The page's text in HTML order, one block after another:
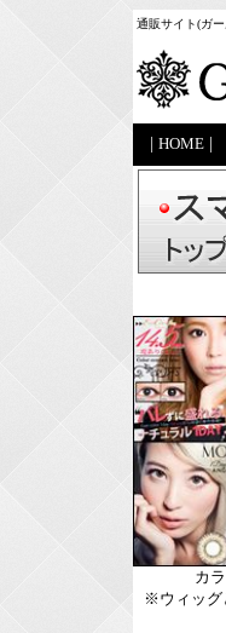
通販サイト(ガ
HOME
カ
※ウィッグ